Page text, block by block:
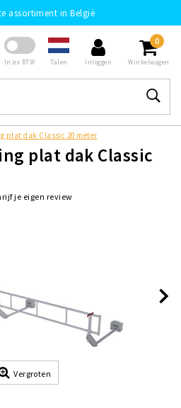
assortiment in België
In/ex BTW Talen Inloggen
0
Winkelwagen
plat dak Classic 20 meter
plat dak Classic
je eigen review
Vergroten